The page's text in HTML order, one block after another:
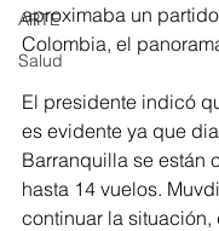
ARTE
Salud
aproximaba un
Colombia, el
El presidente indicó
es evidente ya que
Barranquilla se están
hasta 14 vuelos.
continuar la situación,